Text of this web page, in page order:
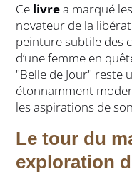
Ce livrea marqué
novateur de la
peinture subtile des
d’une femme en
"Belle de Jour" reste
étonnamment
les aspirations de
Le tour du
exploration